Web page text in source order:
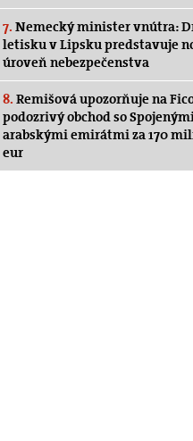
7. Nemecký minister vnútra:
letisku v Lipsku predstavuje
úroveň nebezpečenstva
8. Remišová upozorňuje na
podozrivý obchod so
arabskými emirátmi za 170
eur